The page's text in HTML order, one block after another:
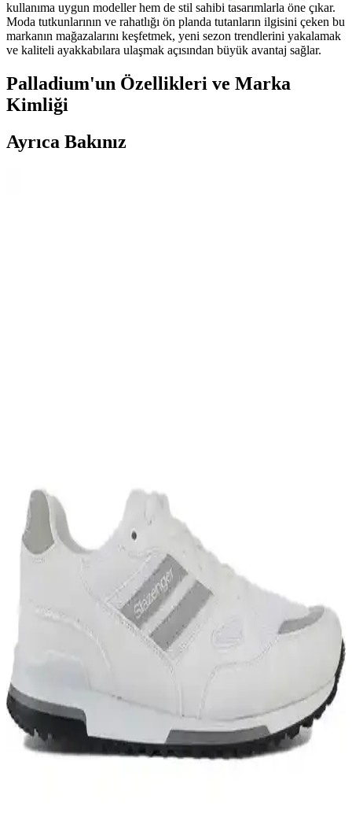
kullanıma uygun modeller hem de stil sahibi tasarımlarla öne çıkar.
Moda tutkunlarının ve rahatlığı ön planda tutanların ilgisini çeken bu
markanın mağazalarını keşfetmek, yeni sezon trendlerini yakalamak
ve kaliteli ayakkabılara ulaşmak açısından büyük avantaj sağlar.
Palladium'un Özellikleri ve Marka
Kimliği
Ayrıca Bakınız
doğrultusunda şekillendi. Seyahat düzeni, avantaj ve
dezavantajlarıyla detaylıca ele alındı.
Güneydoğu Asya Uzun Süreli Seyahatleri İçin Sırt
Çantası ve Paketleme Rehberi
Güneydoğu Asya'da 2-3 aylık seyahatler için az ve çok amaçlı
kıyafet seçimi, uygun ayakkabı tercihleri, hafif sırt çantası kullanımı
ve yerel çamaşır hizmetlerinden faydalanma önerileri sunuluyor.
Güneydoğu Asya Seyahati İçin 45 Litrelik Sırt
Çantasıyla Pratik ve Fonksiyonel Paketleme
Önerileri
Güneydoğu Asya'nın nemli ve sıcak ikliminde 45 litrelik sırt
çantasıyla üç aylık seyahat için hızlı kuruyan kıyafetler, şemsiye
kullanımı ve minimal ekipman düzeni önerileri sunuluyor.